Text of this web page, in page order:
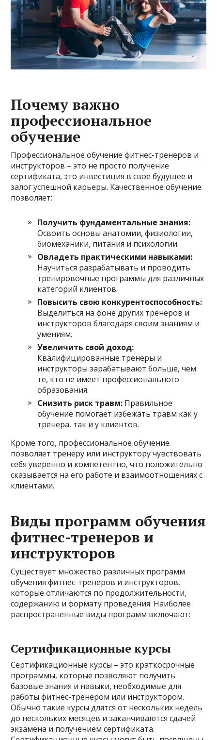
Почему важно
профессиональное
обучение
Профессиональное обучение фитнес-тренеров и
инструкторов – это не просто получение
сертификата, это инвестиция в свое будущее и
залог успешной карьеры. Качественное обучение
позволяет:
Получить фундаментальные знания:
Освоить основы анатомии, физиологии,
биомеханики, питания и психологии.
Овладеть практическими навыками:
Научиться разрабатывать и проводить
тренировочные программы для различных
категорий клиентов.
Повысить свою конкурентоспособность:
Выделиться на фоне других тренеров и
инструкторов благодаря своим знаниям и
умениям.
Увеличить свой доход:
Квалифицированные тренеры и
инструкторы зарабатывают больше, чем
те, кто не имеет профессионального
образования.
Снизить риск травм: Правильное
обучение помогает избежать травм как у
тренера, так и у клиентов.
Кроме того, профессиональное обучение
позволяет тренеру или инструктору чувствовать
себя уверенно и компетентно, что положительно
сказывается на его работе и взаимоотношениях с
клиентами.
Виды программ обучения
фитнес-тренеров и
инструкторов
Существует множество различных программ
обучения фитнес-тренеров и инструкторов,
которые отличаются по продолжительности,
содержанию и формату проведения. Наиболее
распространенные виды программ включают:
Сертификационные курсы
Сертификационные курсы – это краткосрочные
программы, которые позволяют получить
базовые знания и навыки, необходимые для
работы фитнес-тренером или инструктором.
Обычно такие курсы длятся от нескольких недель
до нескольких месяцев и заканчиваются сдачей
экзамена и получением сертификата.